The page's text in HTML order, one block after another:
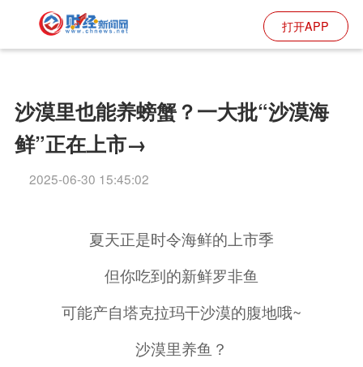
打开APP
沙漠里也能养螃蟹？一大批“沙漠海
鲜”正在上市→
2025-06-30 15:45:02
夏天正是时令海鲜的上市季
但你吃到的新鲜罗非鱼
可能产自塔克拉玛干沙漠的腹地哦~
沙漠里养鱼？